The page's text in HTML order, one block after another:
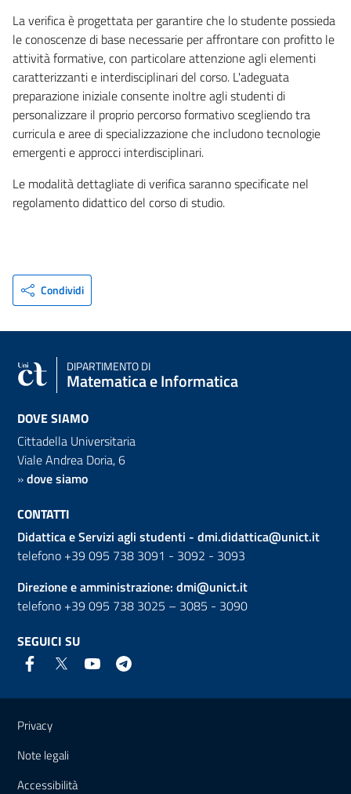
La verifica è progettata per garantire che lo studente possieda
le conoscenze di base necessarie per affrontare con profitto le
attività formative, con particolare attenzione agli elementi
caratterizzanti e interdisciplinari del corso. L'adeguata
preparazione iniziale consente inoltre agli studenti di
personalizzare il proprio percorso formativo scegliendo tra
curricula e aree di specializzazione che includono tecnologie
emergenti e approcci interdisciplinari.
Le modalità dettagliate di verifica saranno specificate nel
regolamento didattico del corso di studio.
Condividi
DIPARTIMENTO DI
Matematica e Informatica
DOVE SIAMO
Cittadella Universitaria
Viale Andrea Doria, 6
»dove siamo
CONTATTI
Didattica e Servizi agli studenti - dmi.didattica@unict.it
telefono +39 095 738 3091 - 3092 - 3093
Direzione e amministrazione: dmi@unict.it
telefono +39 095 738 3025 – 3085 - 3090
SEGUICI SU
Link e informazioni utili
Privacy
Note legali
Accessibilità